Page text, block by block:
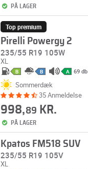
PÅ LAGER
Top premium
Pirelli Powergy 2
235/55 R19 105W
XL
B B A 69 db
Sommerdæk
35 Anmeldelse
998,89 KR.
PÅ LAGER
Kpatos FM518 SUV
235/55 R19 105V
XL